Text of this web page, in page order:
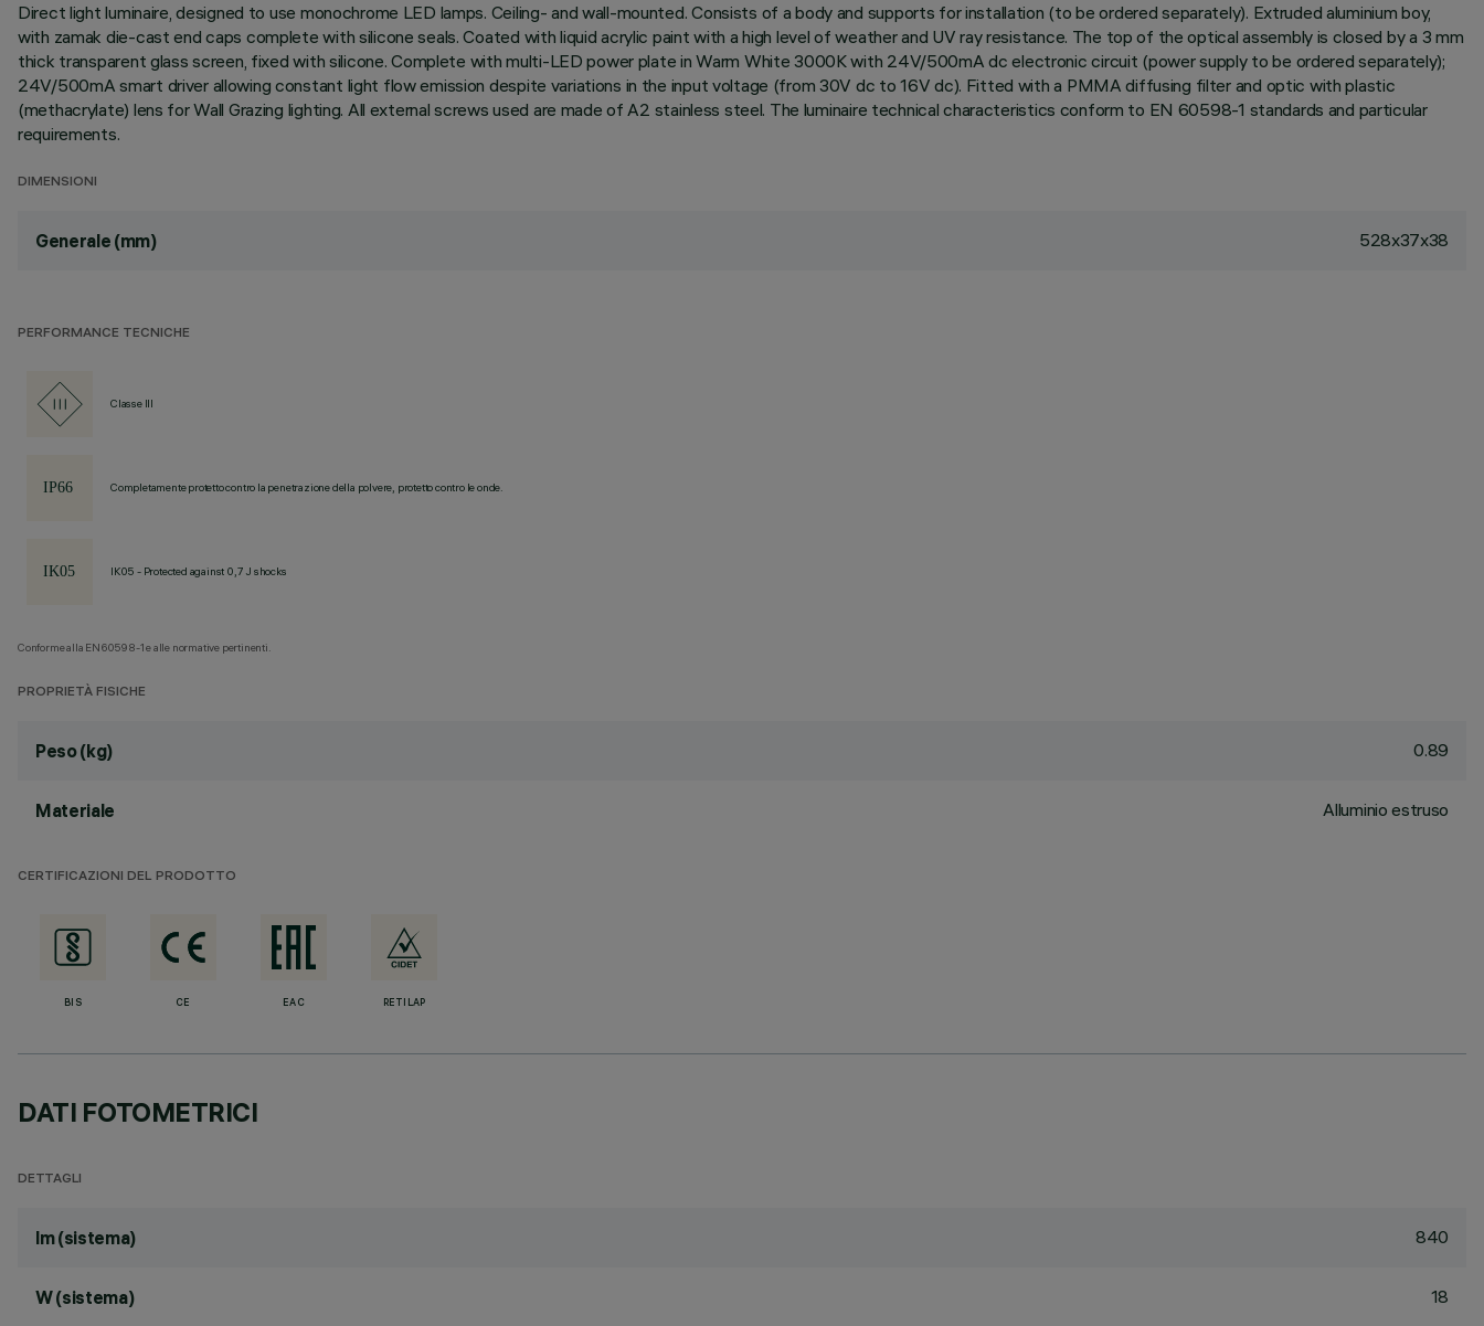
Direct light luminaire, designed to use monochrome LED lamps. Ceiling- and wall-mounted. Consists of a body and supports for installation (to be ordered separately). Extruded aluminium boy,
with zamak die-cast end caps complete with silicone seals. Coated with liquid acrylic paint with a high level of weather and UV ray resistance. The top of the optical assembly is closed by a 3 mm
thick transparent glass screen, fixed with silicone. Complete with multi-LED power plate in Warm White 3000K with 24V/500mA dc electronic circuit (power supply to be ordered separately);
24V/500mA smart driver allowing constant light flow emission despite variations in the input voltage (from 30V dc to 16V dc). Fitted with a PMMA diffusing filter and optic with plastic
(methacrylate) lens for Wall Grazing lighting. All external screws used are made of A2 stainless steel. The luminaire technical characteristics conform to EN 60598-1 standards and particular
requirements.
DIMENSIONI
Generale (mm) 528x37x38
PERFORMANCE TECNICHE
Classe III
Completamente protetto contro la penetrazione della polvere, protetto contro le onde.
IK05 - Protected against 0,7 J shocks
Conforme alla EN60598-1 e alle normative pertinenti.
PROPRIETÀ FISICHE
Peso (kg) 0.89
Materiale Alluminio estruso
CERTIFICAZIONI DEL PRODOTTO
BIS CE EAC RETILAP
DATI FOTOMETRICI
DETTAGLI
lm (sistema) 840
W (sistema) 18